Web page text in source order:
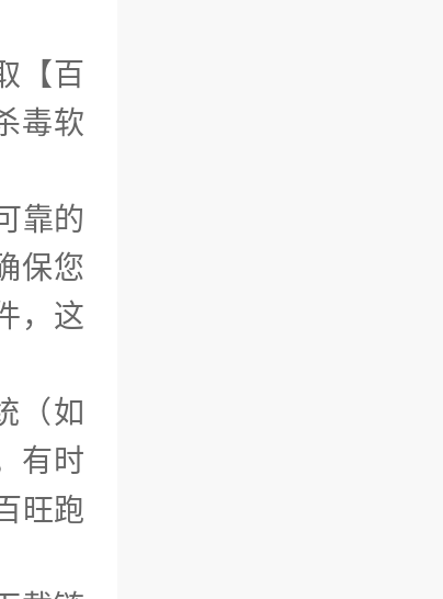
【百
毒软
靠的
保您
，这
（如
有时
旺跑